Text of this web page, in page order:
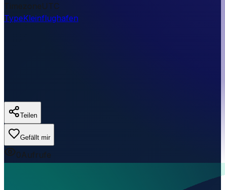
TimezoneUTC
TypeKleinflughafen
Teilen
Gefällt mir
0Aufrufe